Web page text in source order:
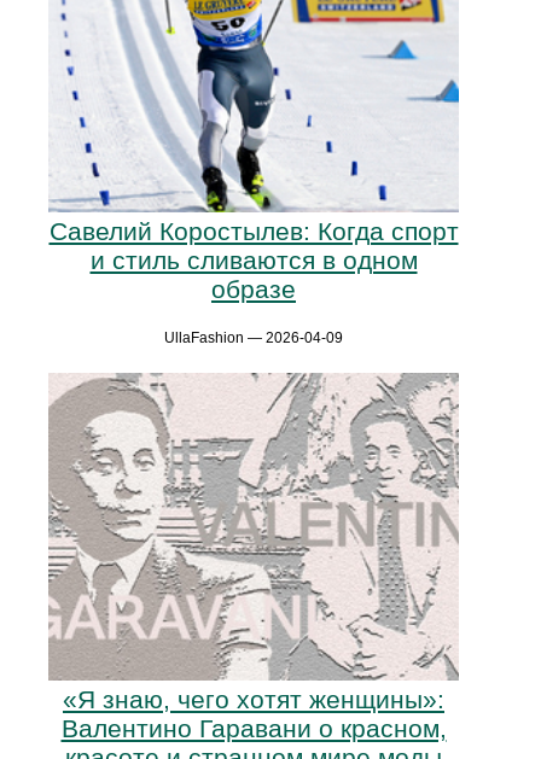
Савелий Коростылев: Когда спорт
и стиль сливаются в одном
образе
UllaFashion — 2026-04-09
«Я знаю, чего хотят женщины»:
Валентино Гаравани о красном,